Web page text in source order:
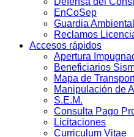
EnCoSep
Guardia Ambiental
Reclamos
Accesos rápidos
Apertura
Beneficiarios
Mapa de
Manipulación de
S.E.M.
Consulta Pago
Licitaciones
Curriculum Vitae